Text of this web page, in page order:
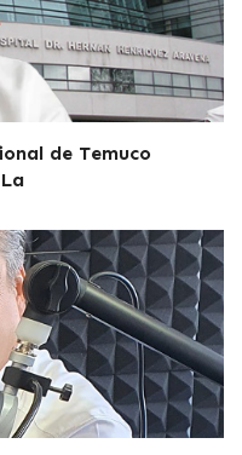
de Temuco